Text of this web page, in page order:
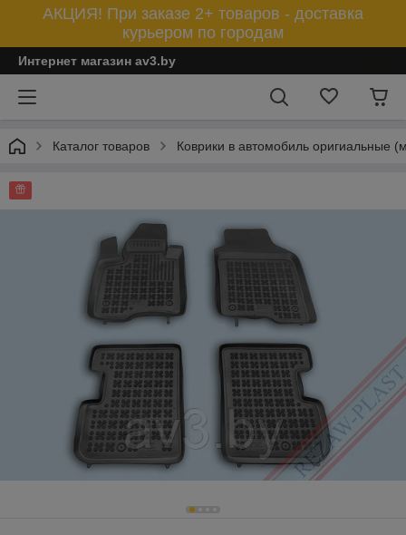
АКЦИЯ! При заказе 2+ товаров - доставка
курьером по городам
Интернет магазин av3.by
Каталог товаров Коврики в автомобиль оригиальные